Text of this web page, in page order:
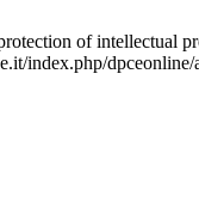
of intellectual
index.php/